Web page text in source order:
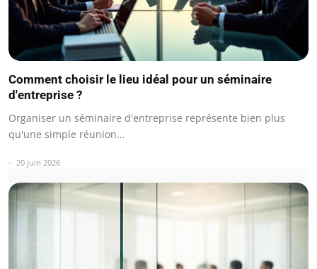
Comment choisir le lieu idéal pour un séminaire
d'entreprise ?
Organiser un séminaire d'entreprise représente bien plus
qu'une simple réunion…
20 juin 2026